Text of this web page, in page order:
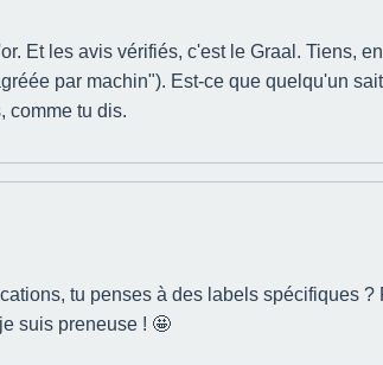
Et les avis vérifiés, c'est le Graal. Tiens,
par machin"). Est-ce que quelqu'un
comme tu dis.
tu penses à des labels spécifiques
suis preneuse ! 🤩